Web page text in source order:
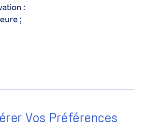
:
;
Vos Préférences